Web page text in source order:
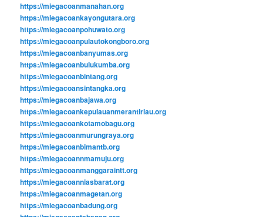
https://miegacoanmanahan.org
https://miegacoankayongutara.org
https://miegacoanpohuwato.org
https://miegacoanpulautokongboro.org
https://miegacoanbanyumas.org
https://miegacoanbulukumba.org
https://miegacoanbintang.org
https://miegacoansintangka.org
https://miegacoanbajawa.org
https://miegacoankepulauanmerantiriau.org
https://miegacoankotamobagu.org
https://miegacoanmurungraya.org
https://miegacoanbimantb.org
https://miegacoannmamuju.org
https://miegacoanmanggaraintt.org
https://miegacoanniasbarat.org
https://miegacoanmagetan.org
https://miegacoanbadung.org